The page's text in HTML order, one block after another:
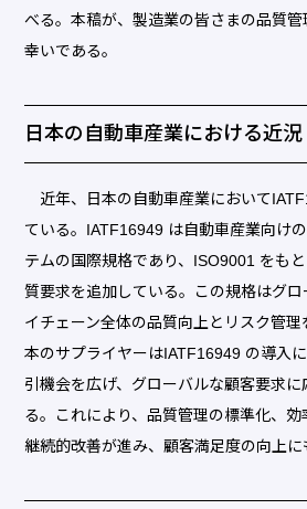
べる。本稿が、製造業の皆さまの品質
幸いである。
日本の自動車産業における近況
近年、日本の自動車産業において
ている。IATF16949 は自動車産業向け
テムの国際規格であり、ISO9001 をも
質要求を追加している。この規格はグ
イチェーン全体の品質向上とリスク管理
本のサプライヤーはIATF16949 の導入
引機会を広げ、グローバルな顧客要求
る。これにより、品質管理の標準化、効
継続的改善が進み、顧客満足度の向上に